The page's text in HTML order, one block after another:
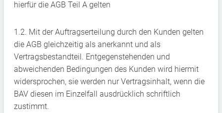
hierfür die AGB Teil A gelten
1.2. Mit der Auftragserteilung durch den Kunden gelten
die AGB gleichzeitig als anerkannt und als
Vertragsbestandteil. Entgegenstehenden und
abweichenden Bedingungen des Kunden wird hiermit
widersprochen, sie werden nur Vertragsinhalt, wenn die
BAV diesen im Einzelfall ausdrücklich schriftlich
zustimmt.